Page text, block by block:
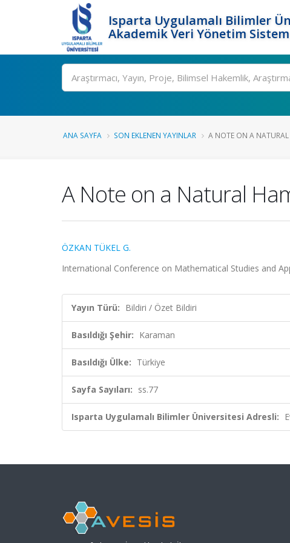
Isparta Uygulamalı Bilimler
Akademik Veri Yönetim
Ara
ANA SAYFA SON EKLENEN YAYINLAR A NOTE ON A
A Note on a Natural
ÖZKAN TÜKEL G.
International Conference on Mathematical Studies and
Yayın Türü: Bildiri / Özet Bildiri
Basıldığı Şehir: Karaman
Basıldığı Ülke: Türkiye
Sayfa Sayıları: ss.77
Isparta Uygulamalı Bilimler Üniversitesi Adresli: